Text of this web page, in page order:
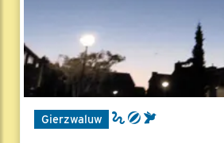
Gierzwaluw